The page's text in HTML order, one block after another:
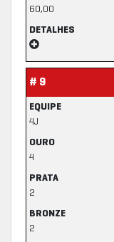
60,00
DETALHES
# 9
EQUIPE
4J
OURO
4
PRATA
2
BRONZE
2